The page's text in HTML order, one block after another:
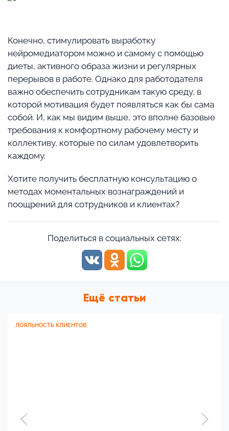
Конечно, стимулировать выработку
нейромедиатором можно и самому с помощью
диеты, активного образа жизни и регулярных
перерывов в работе. Однако для работодателя
важно обеспечить сотрудникам такую среду, в
которой мотивация будет появляться как бы сама
собой. И, как мы видим выше, это вполне базовые
требования к комфортному рабочему месту и
коллективу, которые по силам удовлетворить
каждому.
Хотите получить бесплатную консультацию о
методах моментальных вознаграждений и
поощрений для сотрудников и клиентах?
Поделиться в социальных сетях:
Ещё статьи
ЛОЯЛЬНОСТЬ КЛИЕНТОВ